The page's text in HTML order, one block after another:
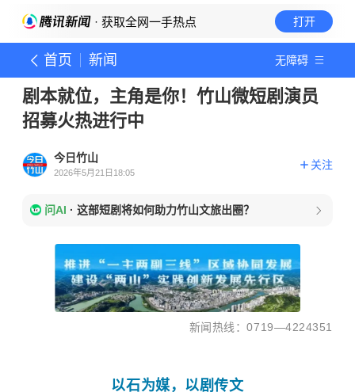
· 获取全网一手热点 打开
首页 新闻 无障碍
剧本就位，主角是你！竹山微短剧演员
招募火热进行中
今日竹山
2026年5月21日18:05
关注
问AI · 这部短剧将如何助力竹山文旅出圈？
新闻热线：0719—4224351
以石为媒，以剧传文